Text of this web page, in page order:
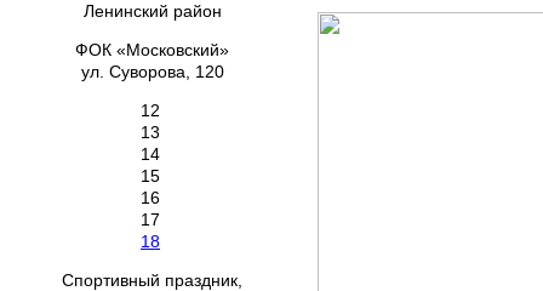
Ленинский район
ФОК «Московский»
ул. Суворова, 120
12
13
14
15
16
17
18
Спортивный праздник,